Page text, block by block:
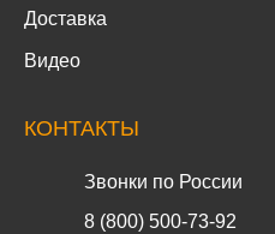
Доставка
Видео
КОНТАКТЫ
Звонки по России
8 (800) 500-73-92